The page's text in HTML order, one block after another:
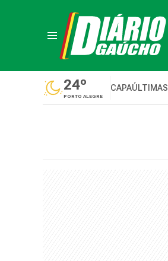
24º
PORTO ALEGRE
CAPAÚLTIMAS